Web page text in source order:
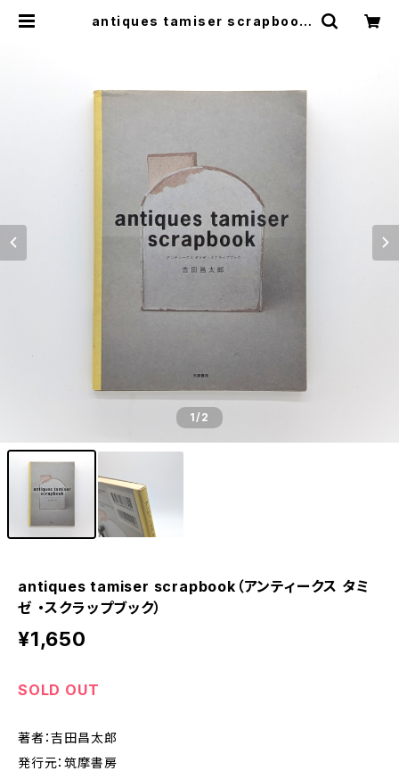
antiques tamiser scrapbook
1/2
antiques tamiser scrapbook（アンティークス タミ
ゼ ・スクラップブック）
¥1,650
SOLD OUT
著者：吉田昌太郎
発行元：筑摩書房